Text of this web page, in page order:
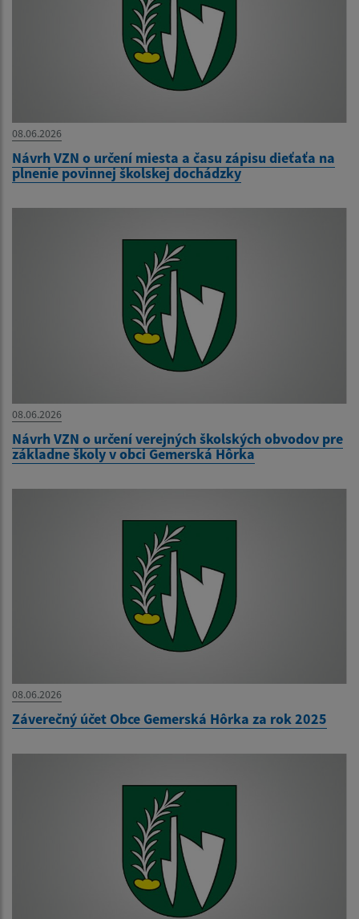
08.06.2026
Návrh VZN o určení miesta a času zápisu dieťaťa na
plnenie povinnej školskej dochádzky
08.06.2026
Návrh VZN o určení verejných školských obvodov pre
základne školy v obci Gemerská Hôrka
08.06.2026
Záverečný účet Obce Gemerská Hôrka za rok 2025